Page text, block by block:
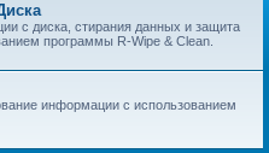
с диска, стирания данных и защита
программы R-Wipe & Clean.
информации с использованием